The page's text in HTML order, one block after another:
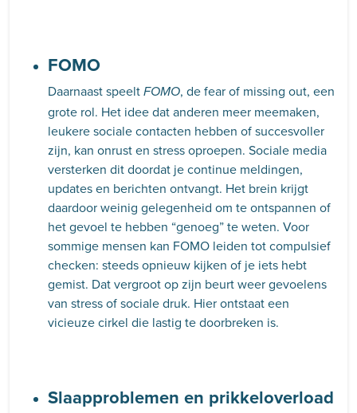
FOMO
Daarnaast speelt FOMO, de fear of missing out, een
grote rol. Het idee dat anderen meer meemaken,
leukere sociale contacten hebben of succesvoller
zijn, kan onrust en stress oproepen. Sociale media
versterken dit doordat je continue meldingen,
updates en berichten ontvangt. Het brein krijgt
daardoor weinig gelegenheid om te ontspannen of
het gevoel te hebben “genoeg” te weten. Voor
sommige mensen kan FOMO leiden tot compulsief
checken: steeds opnieuw kijken of je iets hebt
gemist. Dat vergroot op zijn beurt weer gevoelens
van stress of sociale druk. Hier ontstaat een
vicieuze cirkel die lastig te doorbreken is.
Slaapproblemen en prikkeloverload